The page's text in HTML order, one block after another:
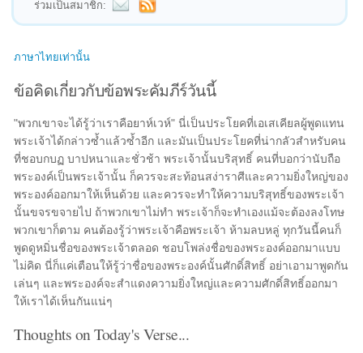
ร่วมเป็นสมาชิก:
ภาษาไทยเท่านั้น
ข้อคิดเกี่ยวกับข้อพระคัมภีร์วันนี้
"พวกเขาจะได้รู้ว่าเราคือยาห์เวห์" นี่เป็นประโยคที่เอเสเคียลผู้พูดแทน
พระเจ้าได้กล่าวซ้ำแล้วซ้ำอีก และมันเป็นประโยคที่น่ากลัวสำหรับคน
ที่ชอบกบฏ บาปหนาและชั่วช้า พระเจ้านั้นบริสุทธิ์ คนที่บอกว่านับถือ
พระองค์เป็นพระเจ้านั้น ก็ควรจะสะท้อนสง่าราศีและความยิ่งใหญ่ของ
พระองค์ออกมาให้เห็นด้วย และควรจะทำให้ความบริสุทธิ์ของพระเจ้า
นั้นขจรขจายไป ถ้าพวกเขาไม่ทำ พระเจ้าก็จะทำเองแม้จะต้องลงโทษ
พวกเขาก็ตาม คนต้องรู้ว่าพระเจ้าคือพระเจ้า ห้ามลบหลู่ ทุกวันนี้คนก็
พูดดูหมิ่นชื่อของพระเจ้าตลอด ชอบโพล่งชื่อของพระองค์ออกมาแบบ
ไม่คิด นี่ก็แค่เตือนให้รู้ว่าชื่อของพระองค์นั้นศักดิ์สิทธิ์ อย่าเอามาพูดกัน
เล่นๆ และพระองค์จะสำแดงความยิ่งใหญ่และความศักดิ์สิทธิ์ออกมา
ให้เราได้เห็นกันแน่ๆ
Thoughts on Today's Verse...